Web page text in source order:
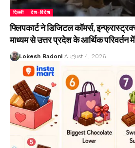
दिल्ली देश-विदेश
फ्लिपकार्ट ने डिजिटल कॉमर्स,
माध्यम से उत्तर प्रदेश के आर्थिक परिवर्तन
Lokesh Badoni August 4, 2026